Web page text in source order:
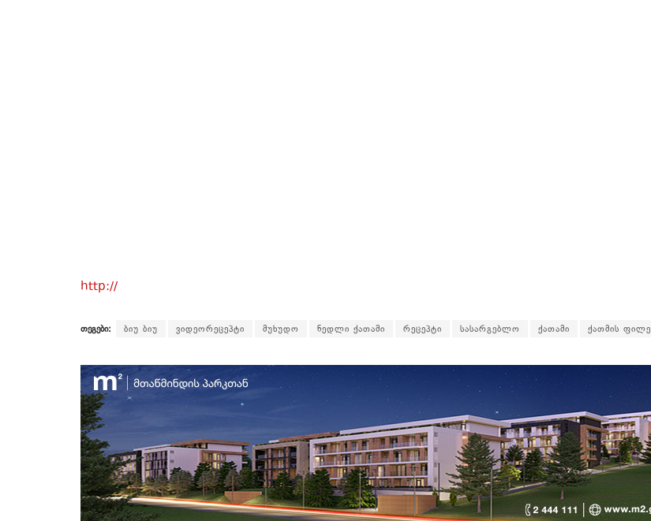
http://
თეგები: ბიუ ბიუ ვიდეორეცეპტი მუხუდო ნედლი ქათამი რეცეპტი სასარგებლო ქათამი ქათმის ფილე